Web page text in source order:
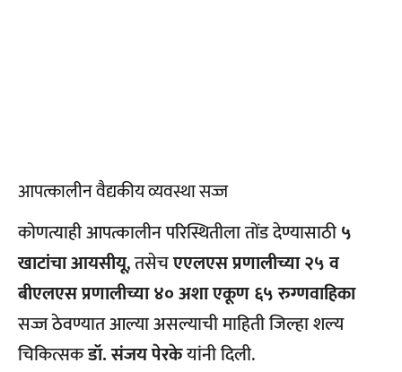
आपत्कालीन वैद्यकीय व्यवस्था सज्ज
कोणत्याही आपत्कालीन परिस्थितीला तोंड देण्यासाठी५
खाटांचा आयसीयू, तसेचएएलएस प्रणालीच्या २५ व
बीएलएस प्रणालीच्या ४० अशा एकूण ६५ रुग्णवाहिका
सज्ज ठेवण्यात आल्या असल्याची माहिती जिल्हा शल्य
चिकित्सकडॉ. संजय पेरकेयांनी दिली.